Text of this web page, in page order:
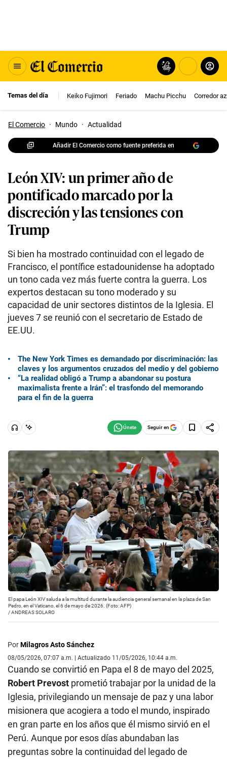
Temas del día Keiko Fujimori Feriado Machu Picchu Corredor
El Comercio · Mundo · Actualidad
Añadir El Comercio como fuente preferida en
León XIV: un primer año de
pontificado marcado por la
discreción y las tensiones con
Trump
Si bien ha mostrado continuidad con el legado de
Francisco, el pontífice estadounidense ha adoptado
un tono cada vez más fuerte contra la guerra. Los
expertos destacan su tono moderado y su
capacidad de unir sectores distintos de la Iglesia. El
jueves 7 se reunió con el secretario de Estado de
EE.UU.
The New York Times es demandado por discriminación: las
claves y los argumentos cruzados del medio y del gobierno
“La realidad obligó a Trump a abandonar su postura
maximalista frente a Irán”: el trasfondo del memorando
para el fin de la guerra
Seguir en
El papa León XIV saluda a la multitud durante la audiencia general semanal en la plaza de San
Pedro, en el Vaticano, el 6 de mayo de 2026. (Foto: AFP)
/ANDREAS SOLARO
PorMilagros Asto Sánchez
08/05/2026, 07:07 a.m. | Actualizado 11/05/2026, 10:44 a.m.
Cuando se convirtió en Papa el 8 de mayo del 2025,
Robert Prevost prometió trabajar por la unidad de la
Iglesia, privilegiando un mensaje de paz y una labor
misionera que acogiera a todo el mundo, inspirado
en gran parte en los años que él mismo sirvió en el
Perú. Aunque por esos días abundaban las
preguntas sobre la continuidad del legado de